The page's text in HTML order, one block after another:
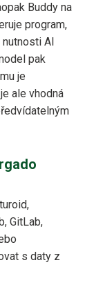
Buddy na
program,
AI
pak
je
ale vhodná
GitLab,
s daty z